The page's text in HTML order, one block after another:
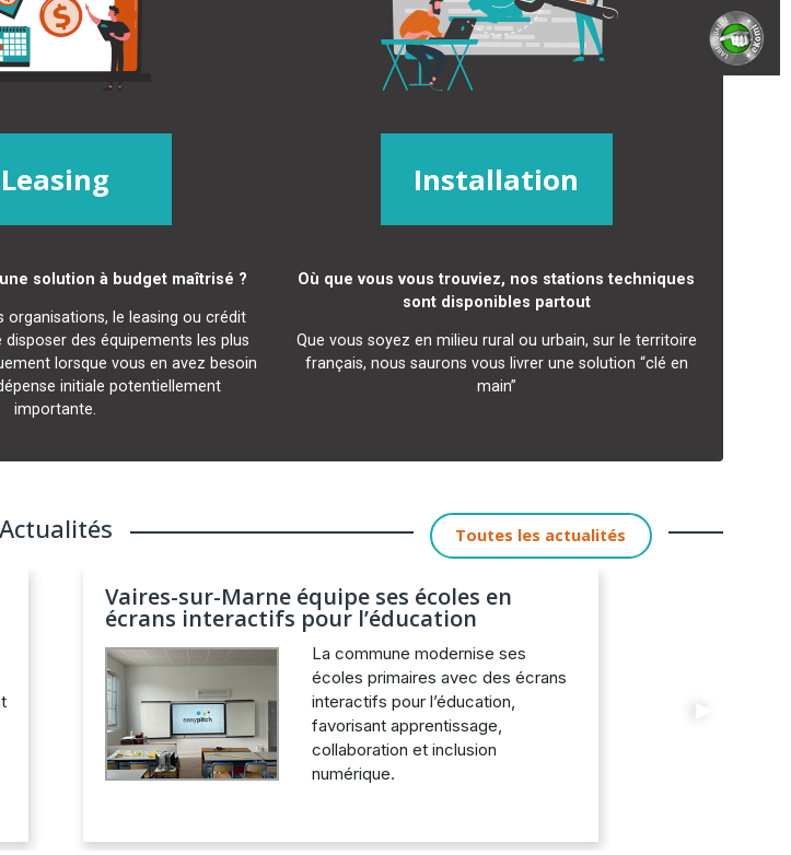
Leasing
solution à budget maîtrisé ?
organisations, le leasing ou crédit
disposer des équipements les plus
lorsque vous en avez besoin
initiale potentiellement
importante.
Installation
Où que vous vous trouviez, nos stations techniques
sont disponibles partout
Que vous soyez en milieu rural ou urbain, sur le territoire
français, nous saurons vous livrer une solution “clé en
main”
Actualités Toutes les actualités
Vaires-sur-Marne équipe ses écoles en
écrans interactifs pour l’éducation
La commune modernise ses
écoles primaires avec des écrans
interactifs pour l’éducation,
favorisant apprentissage,
collaboration et inclusion
numérique.